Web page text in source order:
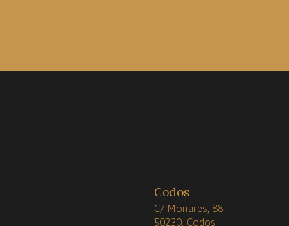
Codos
C/ Monares, 88
50230, Codos